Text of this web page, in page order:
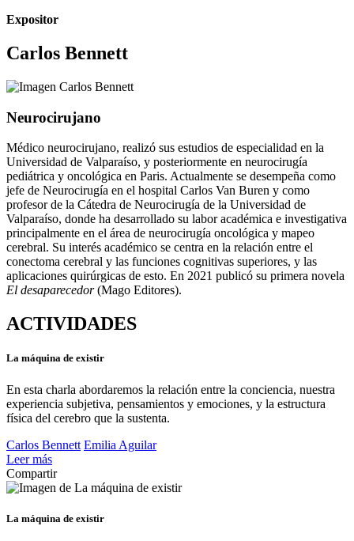
Expositor
Carlos Bennett
Neurocirujano
Médico neurocirujano, realizó sus estudios de especialidad en la
Universidad de Valparaíso, y posteriormente en neurocirugía
pediátrica y oncológica en Paris. Actualmente se desempeña como
jefe de Neurocirugía en el hospital Carlos Van Buren y como
profesor de la Cátedra de Neurocirugía de la Universidad de
Valparaíso, donde ha desarrollado su labor académica e investigativa
principalmente en el área de neurocirugía oncológica y mapeo
cerebral. Su interés académico se centra en la relación entre el
conectoma cerebral y las funciones cognitivas superiores, y las
aplicaciones quirúrgicas de esto. En 2021 publicó su primera novela
El desaparecedor(Mago Editores).
ACTIVIDADES
La máquina de existir
En esta charla abordaremos la relación entre la conciencia, nuestra
experiencia subjetiva, pensamientos y emociones, y la estructura
física del cerebro que la sustenta.
Carlos Bennett Emilia Aguilar
Leer más
Compartir
La máquina de existir